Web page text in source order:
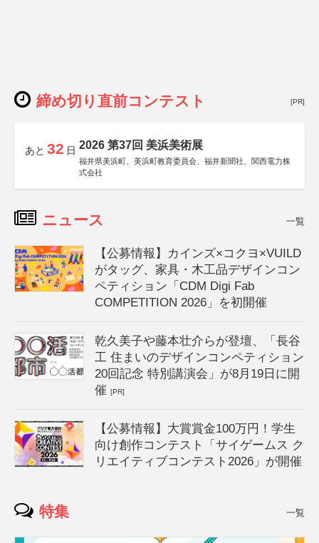
締め切り直前コンテスト [PR]
あと 32 日 2026 第37回 美浜美術展
福井県美浜町、美浜町教育委員会、福井新聞社、関西電力株
式会社
ニュース 一覧
【公募情報】カインズ×コクヨ×VUILD
がタッグ、家具・木工品デザインコン
ペティション「CDM Digi Fab
COMPETITION 2026」を初開催
乾久美子や藤本壮介らが登壇、「長谷
工 住まいのデザインコンペティション
20回記念 特別講演会」が8月19日に開
催[PR]
【公募情報】大賞賞金100万円！学生
向け創作コンテスト「サイゲームス ク
リエイティブコンテスト2026」が開催
特集 一覧